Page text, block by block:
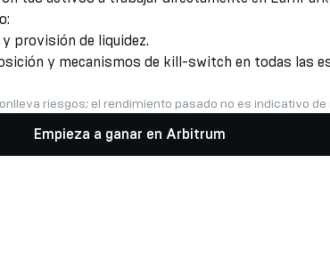
provisión de liquidez.
y mecanismos de kill-switch en todas las
riesgos; el rendimiento pasado no es indicativo
Empieza a ganar en Arbitrum